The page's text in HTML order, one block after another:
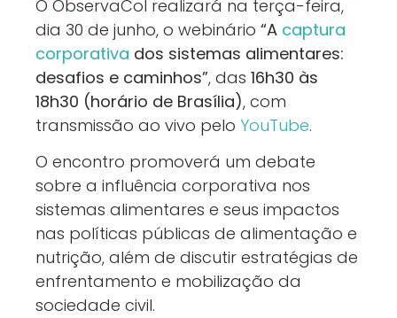
O ObservaCoI realizará na terça-feira,
dia 30 de junho, o webinário“A captura
corporativa dos sistemas alimentares:
desafios e caminhos”, das16h30 às
18h30 (horário de Brasília), com
transmissão ao vivo pelo YouTube.
O encontro promoverá um debate
sobre a influência corporativa nos
sistemas alimentares e seus impactos
nas políticas públicas de alimentação e
nutrição, além de discutir estratégias de
enfrentamento e mobilização da
sociedade civil.